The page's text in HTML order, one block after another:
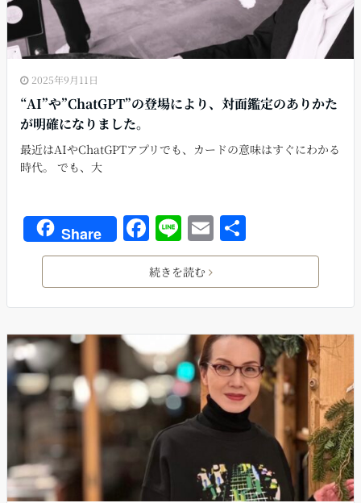
2025年9月11日
“AI”や”ChatGPT”の登場により、対面鑑定のありかた
が明確になりました。
最近はAIやChatGPTアプリでも、カードの意味はすぐにわかる
時代。 でも、大
Share F
a
c
e
b
o
o
k
Li
n
e
E
m
ai
l
有
続きを読む